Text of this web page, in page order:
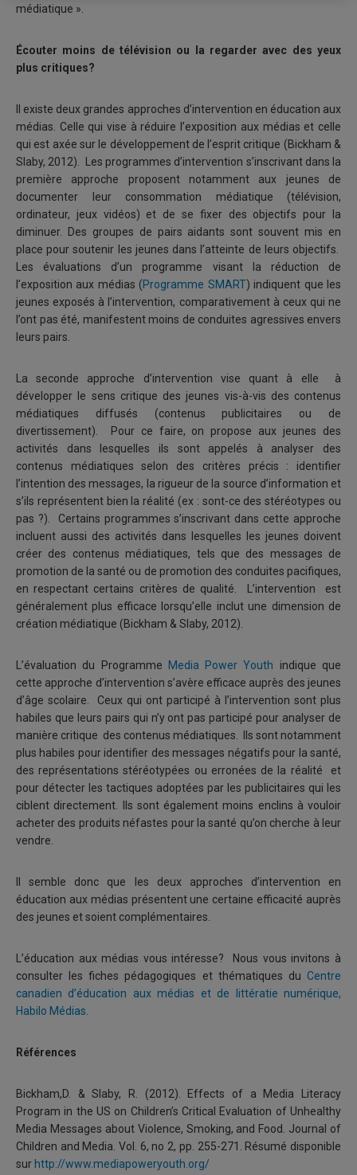
médiatique ».
Écouter moins de télévision ou la regarder avec des yeux
plus critiques?
Il existe deux grandes approches d’intervention en éducation aux
médias. Celle qui vise à réduire l’exposition aux médias et celle
qui est axée sur le développement de l’esprit critique (Bickham &
Slaby, 2012). Les programmes d’intervention s’inscrivant dans la
première approche proposent notamment aux jeunes de
documenter leur consommation médiatique (télévision,
ordinateur, jeux vidéos) et de se fixer des objectifs pour la
diminuer. Des groupes de pairs aidants sont souvent mis en
place pour soutenir les jeunes dans l’atteinte de leurs objectifs.
Les évaluations d’un programme visant la réduction de
l’exposition aux médias (Programme SMART) indiquent que les
jeunes exposés à l’intervention, comparativement à ceux qui ne
l’ont pas été, manifestent moins de conduites agressives envers
leurs pairs.
La seconde approche d’intervention vise quant à elle à
développer le sens critique des jeunes vis-à-vis des contenus
médiatiques diffusés (contenus publicitaires ou de
divertissement). Pour ce faire, on propose aux jeunes des
activités dans lesquelles ils sont appelés à analyser des
contenus médiatiques selon des critères précis : identifier
l’intention des messages, la rigueur de la source d’information et
s’ils représentent bien la réalité (ex : sont-ce des stéréotypes ou
pas ?). Certains programmes s’inscrivant dans cette approche
incluent aussi des activités dans lesquelles les jeunes doivent
créer des contenus médiatiques, tels que des messages de
promotion de la santé ou de promotion des conduites pacifiques,
en respectant certains critères de qualité. L’intervention est
généralement plus efficace lorsqu’elle inclut une dimension de
création médiatique (Bickham & Slaby, 2012).
L’évaluation du Programme Media Power Youth indique que
cette approche d’intervention s’avère efficace auprès des jeunes
d’âge scolaire. Ceux qui ont participé à l’intervention sont plus
habiles que leurs pairs qui n’y ont pas participé pour analyser de
manière critique des contenus médiatiques. Ils sont notamment
plus habiles pour identifier des messages négatifs pour la santé,
des représentations stéréotypées ou erronées de la réalité et
pour détecter les tactiques adoptées par les publicitaires qui les
ciblent directement. Ils sont également moins enclins à vouloir
acheter des produits néfastes pour la santé qu’on cherche à leur
vendre.
Il semble donc que les deux approches d’intervention en
éducation aux médias présentent une certaine efficacité auprès
des jeunes et soient complémentaires.
L’éducation aux médias vous intéresse? Nous vous invitons à
consulter les fiches pédagogiques et thématiques du Centre
canadien d’éducation aux médias et de littératie numérique,
Habilo Médias.
Références
Bickham,D. & Slaby, R. (2012). Effects of a Media Literacy
Program in the US on Children’s Critical Evaluation of Unhealthy
Media Messages about Violence, Smoking, and Food. Journal of
Children and Media. Vol. 6, no 2, pp. 255-271. Résumé disponible
sur http://www.mediapoweryouth.org/